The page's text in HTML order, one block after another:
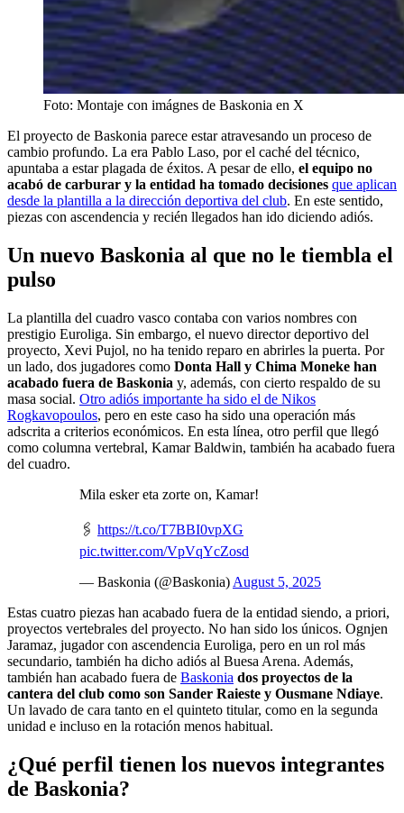
Foto: Montaje con imágnes de Baskonia en X
El proyecto de Baskonia parece estar atravesando un proceso de
cambio profundo. La era Pablo Laso, por el caché del técnico,
apuntaba a estar plagada de éxitos. A pesar de ello, el equipo no
acabó de carburar y la entidad ha tomado decisiones que aplican
desde la plantilla a la dirección deportiva del club. En este sentido,
piezas con ascendencia y recién llegados han ido diciendo adiós.
Un nuevo Baskonia al que no le tiembla el
pulso
La plantilla del cuadro vasco contaba con varios nombres con
prestigio Euroliga. Sin embargo, el nuevo director deportivo del
proyecto, Xevi Pujol, no ha tenido reparo en abrirles la puerta. Por
un lado, dos jugadores como Donta Hall y Chima Moneke han
acabado fuera de Baskonia y, además, con cierto respaldo de su
masa social. Otro adiós importante ha sido el de Nikos
Rogkavopoulos, pero en este caso ha sido una operación más
adscrita a criterios económicos. En esta línea, otro perfil que llegó
como columna vertebral, Kamar Baldwin, también ha acabado fuera
del cuadro.
Mila esker eta zorte on, Kamar!
🖇️ https://t.co/T7BBI0vpXG
pic.twitter.com/VpVqYcZosd
— Baskonia (@Baskonia) August 5, 2025
Estas cuatro piezas han acabado fuera de la entidad siendo, a priori,
proyectos vertebrales del proyecto. No han sido los únicos. Ognjen
Jaramaz, jugador con ascendencia Euroliga, pero en un rol más
secundario, también ha dicho adiós al Buesa Arena. Además,
también han acabado fuera de Baskonia dos proyectos de la
cantera del club como son Sander Raieste y Ousmane Ndiaye.
Un lavado de cara tanto en el quinteto titular, como en la segunda
unidad e incluso en la rotación menos habitual.
¿Qué perfil tienen los nuevos integrantes
de Baskonia?